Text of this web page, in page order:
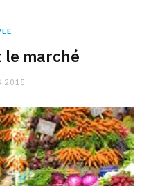
le marché
2015